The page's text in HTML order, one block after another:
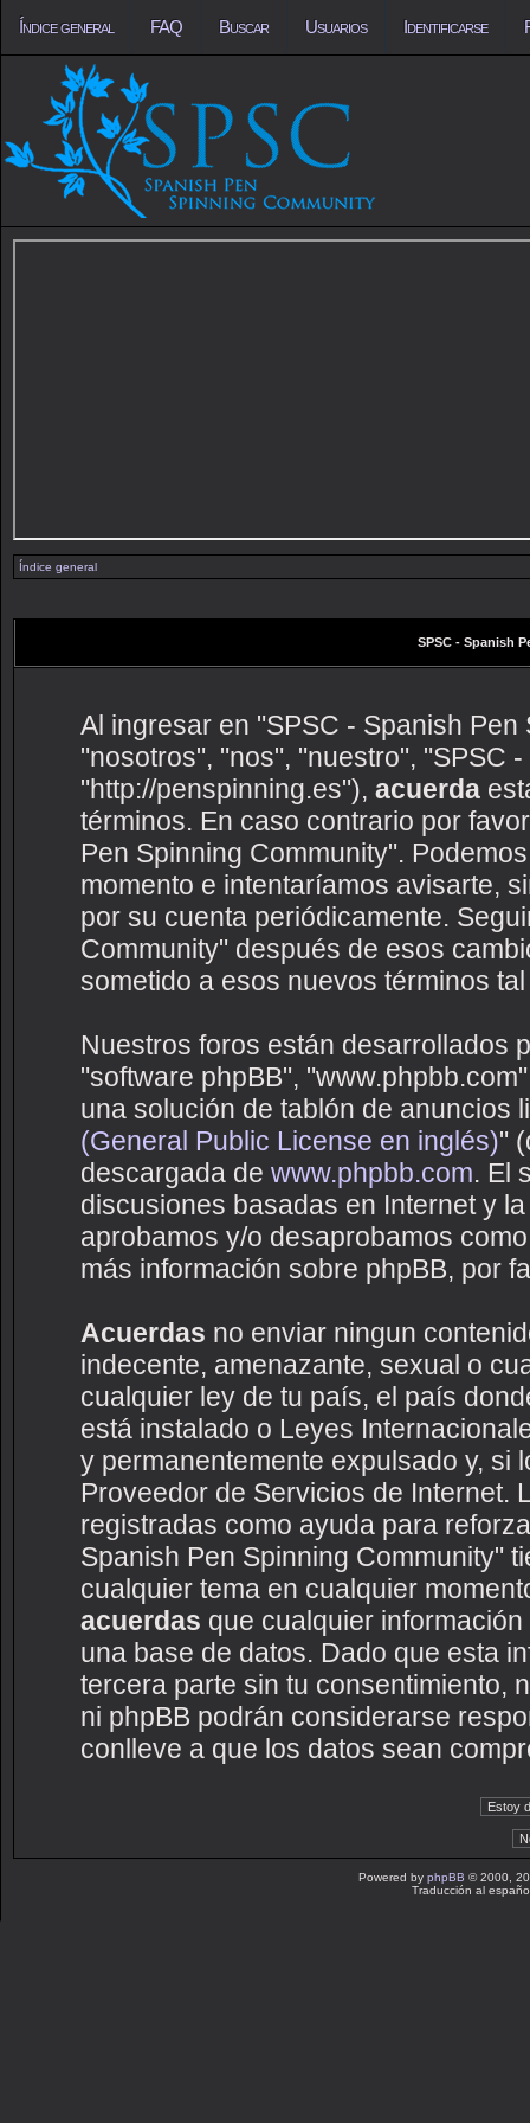
Índice general FAQ Buscar Usuarios Identificarse
Índice general
SPSC - Spanish
Al ingresar en "SPSC - Spanish
"nosotros", "nos", "nuestro", "SPSC
"http://penspinning.es"), acuerda
términos. En caso contrario por
Pen Spinning Community".
momento e intentaríamos avisarte,
por su cuenta periódicamente.
Community" después de esos
sometido a esos nuevos términos
Nuestros foros están desarrollados
"software phpBB",
una solución de tablón de anuncios
(General Public License en inglés)"
descargada de www.phpbb.com. El
discusiones basadas en Internet y
aprobamos y/o desaprobamos
más información sobre phpBB, por
Acuerdas no enviar ningun
indecente, amenazante, sexual o
cualquier ley de tu país, el país
está instalado o Leyes
y permanentemente expulsado y, si
Proveedor de Servicios de Internet.
registradas como ayuda para
Spanish Pen Spinning Community"
cualquier tema en cualquier
acuerdas que cualquier
una base de datos. Dado que esta
tercera parte sin tu consentimiento,
ni phpBB podrán considerarse
conlleve a que los datos sean
Powered by phpBB © 2000,
Traducción al